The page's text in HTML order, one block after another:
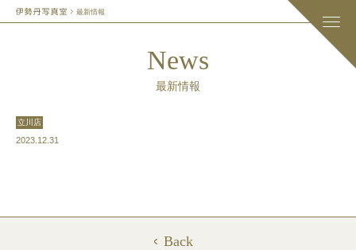
最新情報
News
最新情報
立川店
2023.12.31
Back